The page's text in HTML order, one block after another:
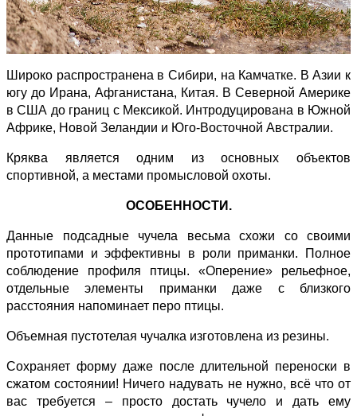
Широко распространена в Сибири, на Камчатке. В Азии к
югу до Ирана, Афганистана, Китая. В Северной Америке
в США до границ с Мексикой. Интродуцирована в Южной
Африке, Новой Зеландии и Юго-Восточной Австралии.
Кряква является одним из основных объектов
спортивной, а местами промысловой охоты.
ОСОБЕННОСТИ.
Данные подсадные чучела весьма схожи со своими
прототипами и эффективны в роли приманки. Полное
соблюдение профиля птицы. «Оперение» рельефное,
отдельные элементы приманки даже с близкого
расстояния напоминает перо птицы.
Объемная пустотелая чучалка изготовлена из резины.
Сохраняет форму даже после длительной переноски в
сжатом состоянии! Ничего надувать не нужно, всё что от
вас требуется – просто достать чучело и дать ему